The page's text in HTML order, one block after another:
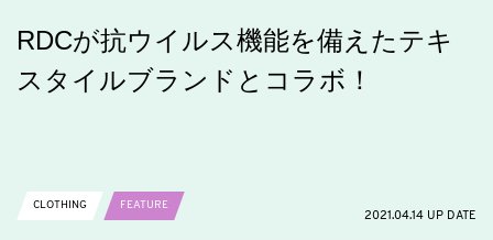
RDCが抗ウイルス機能を備えたテキ
スタイルブランドとコラボ！
CLOTHING
FEATURE
2021.04.14 UP DATE